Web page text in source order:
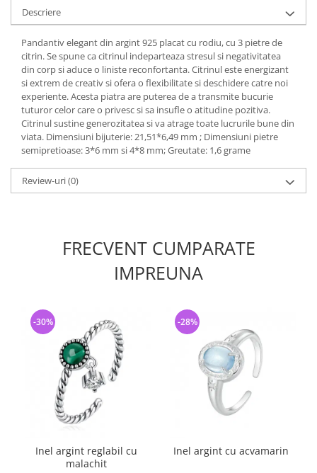
Descriere
Pandantiv elegant din argint 925 placat cu rodiu, cu 3 pietre de
citrin. Se spune ca citrinul indeparteaza stresul si negativitatea
din corp si aduce o liniste reconfortanta. Citrinul este energizant
si extrem de creativ si ofera o flexibilitate si deschidere catre noi
experiente. Acesta piatra are puterea de a transmite bucurie
tuturor celor care o privesc si sa insufle o atitudine pozitiva.
Citrinul sustine generozitatea si va atrage toate lucrurile bune din
viata. Dimensiuni bijuterie: 21,51*6,49 mm ; Dimensiuni pietre
semipretioase: 3*6 mm si 4*8 mm; Greutate: 1,6 grame
Review-uri(0)
FRECVENT CUMPARATE
IMPREUNA
Inel argint reglabil cu
malachit
-30%
Inel argint cu acvamarin
-28%